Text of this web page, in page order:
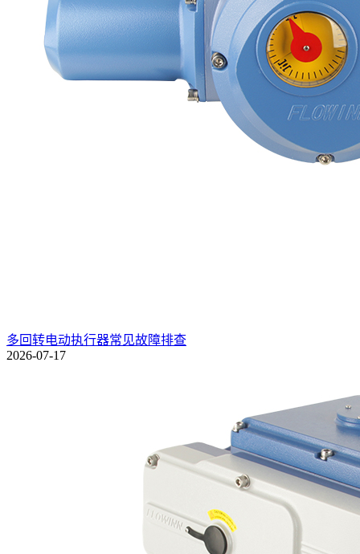
多回转电动执行器常见故障排查
2026-07-17